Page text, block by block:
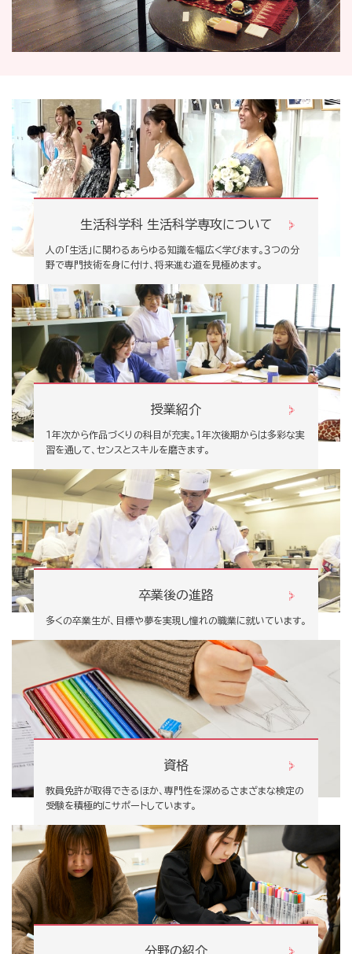
生活科学科 生活科学専攻について
人の「生活」に関わるあらゆる知識を幅広く学びます。３つの分
野で専門技術を身に付け、将来進む道を見極めます。
授業紹介
１年次から作品づくりの科目が充実。１年次後期からは多彩な実
習を通して、センスとスキルを磨きます。
卒業後の進路
多くの卒業生が、目標や夢を実現し憧れの職業に就いています。
資格
教員免許が取得できるほか、専門性を深めるさまざまな検定の
受験を積極的にサポートしています。
分野の紹介